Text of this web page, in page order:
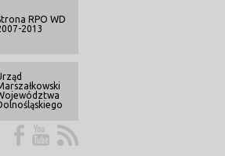
RPO WD
2013